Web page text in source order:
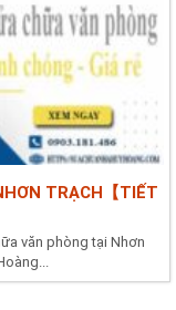
TRẠCH【TIẾT
văn phòng tại Nhơn